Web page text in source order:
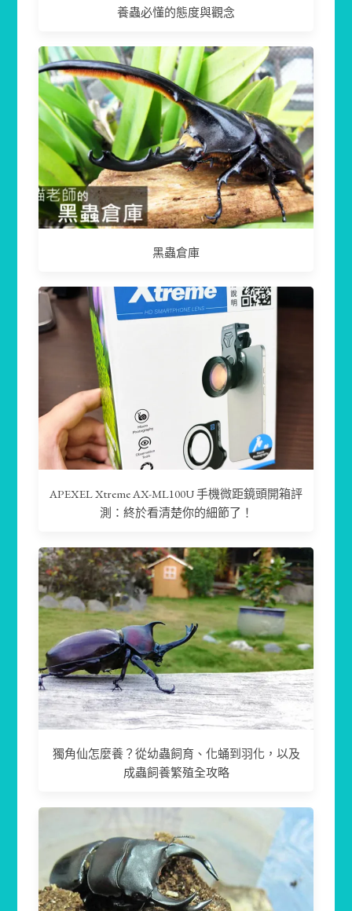
養蟲必懂的態度與觀念
黑蟲倉庫
APEXEL Xtreme AX-ML100U 手機微距鏡頭開箱評
測：終於看清楚你的細節了！
獨角仙怎麼養？從幼蟲飼育、化蛹到羽化，以及
成蟲飼養繁殖全攻略